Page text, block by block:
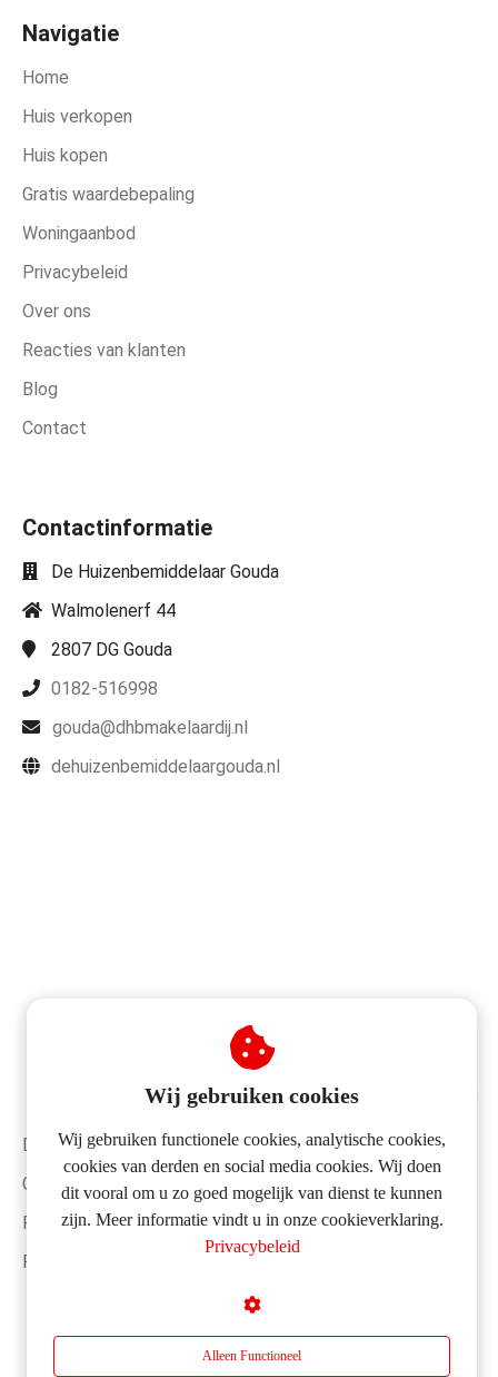
Navigatie
Home
Huis verkopen
Huis kopen
Gratis waardebepaling
Woningaanbod
Privacybeleid
Over ons
Reacties van klanten
Blog
Contact
Contactinformatie
De Huizenbemiddelaar Gouda
Walmolenerf 44
2807 DG Gouda
0182-516998
gouda@dhbmakelaardij.nl
dehuizenbemiddelaargouda.nl
Disclaimer
Gebruikersvoorwaarden
Privacybeleid
Partners
HUIS VERKOPEN?
FULL SERVICE
VERKOOPPAKKET
€ 3.250,- incl. BTW
Geen verrassingen.
Wij gebruiken cookies
Wij gebruiken functionele cookies, analytische cookies,
cookies van derden en social media cookies. Wij doen
dit vooral om u zo goed mogelijk van dienst te kunnen
zijn. Meer informatie vindt u in onze cookieverklaring.
Privacybeleid
Alleen Functioneel